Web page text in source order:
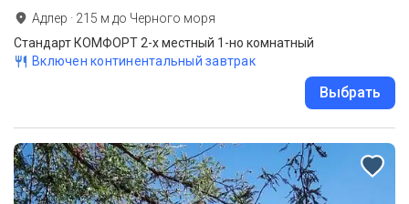
Адлер · 215 м до Черного моря
Стандарт КОМФОРТ 2-х местный 1-но комнатный
Включен континентальный завтрак
Выбрать